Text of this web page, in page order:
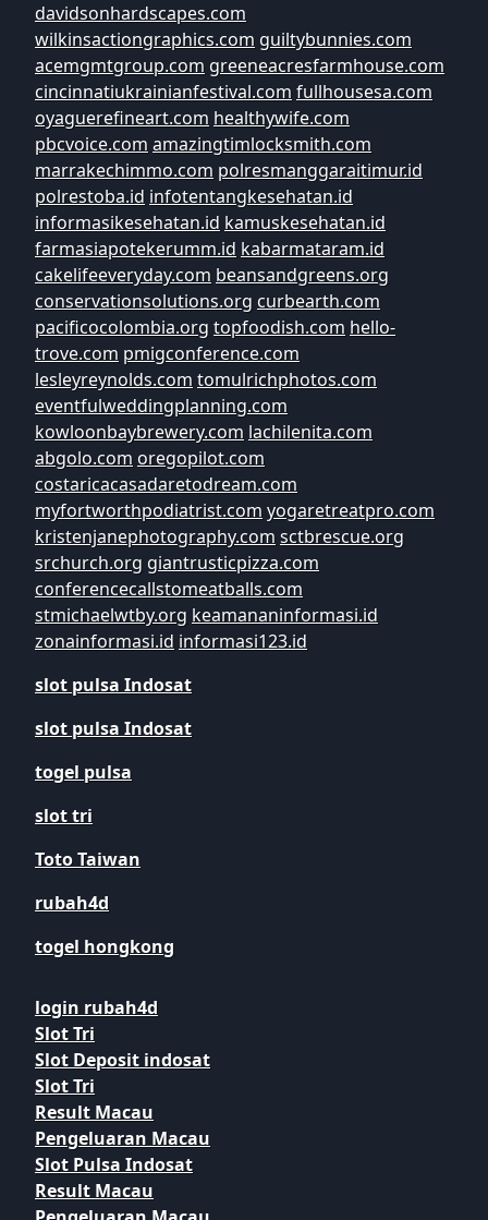
davidsonhardscapes.com
wilkinsactiongraphics.com guiltybunnies.com
acemgmtgroup.com greeneacresfarmhouse.com
cincinnatiukrainianfestival.com fullhousesa.com
oyaguerefineart.com healthywife.com
pbcvoice.com amazingtimlocksmith.com
marrakechimmo.com polresmanggaraitimur.id
polrestoba.id infotentangkesehatan.id
informasikesehatan.id kamuskesehatan.id
farmasiapotekerumm.id kabarmataram.id
cakelifeeveryday.com beansandgreens.org
conservationsolutions.org curbearth.com
pacificocolombia.org topfoodish.com hello-
trove.com pmigconference.com
lesleyreynolds.com tomulrichphotos.com
eventfulweddingplanning.com
kowloonbaybrewery.com lachilenita.com
abgolo.com oregopilot.com
costaricacasadaretodream.com
myfortworthpodiatrist.com yogaretreatpro.com
kristenjanephotography.com sctbrescue.org
srchurch.org giantrusticpizza.com
conferencecallstomeatballs.com
stmichaelwtby.org keamananinformasi.id
zonainformasi.id informasi123.id
slot pulsa Indosat
slot pulsa Indosat
togel pulsa
slot tri
Toto Taiwan
rubah4d
togel hongkong
login rubah4d
Slot Tri
Slot Deposit indosat
Slot Tri
Result Macau
Pengeluaran Macau
Slot Pulsa Indosat
Result Macau